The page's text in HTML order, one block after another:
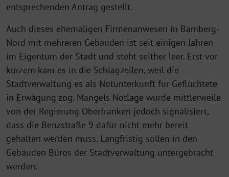
entsprechenden Antrag gestellt.
Auch dieses ehemaligen Firmenanwesen in Bamberg-
Nord mit mehreren Gebäuden ist seit einigen Jahren
im Eigentum der Stadt und steht seither leer. Erst vor
kurzem kam es in die Schlagzeilen, weil die
Stadtverwaltung es als Notunterkunft für Geflüchtete
in Erwägung zog. Mangels Notlage wurde mittlerweile
von der Regierung Oberfranken jedoch signalisiert,
dass die Benzstraße 9 dafür nicht mehr bereit
gehalten werden muss. Langfristig sollen in den
Gebäuden Büros der Stadtverwaltung untergebracht
werden.